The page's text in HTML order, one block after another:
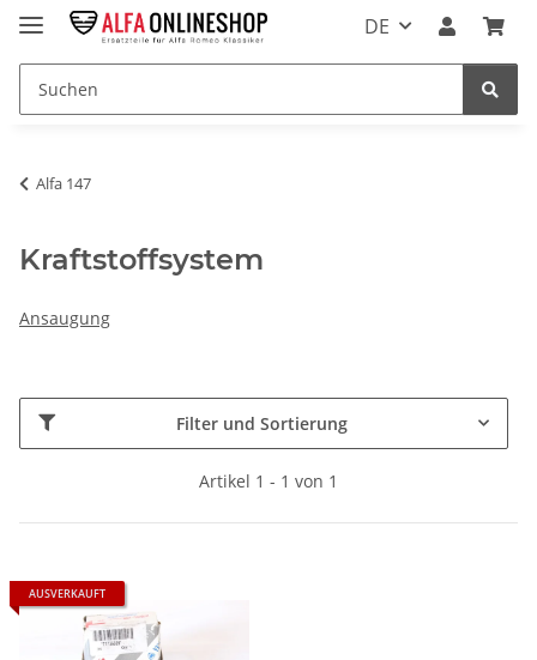
DE
Alfa 147
Kraftstoffsystem
Ansaugung
Filter und Sortierung
Artikel 1 - 1 von 1
AUSVERKAUFT